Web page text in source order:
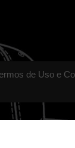
de Uso e